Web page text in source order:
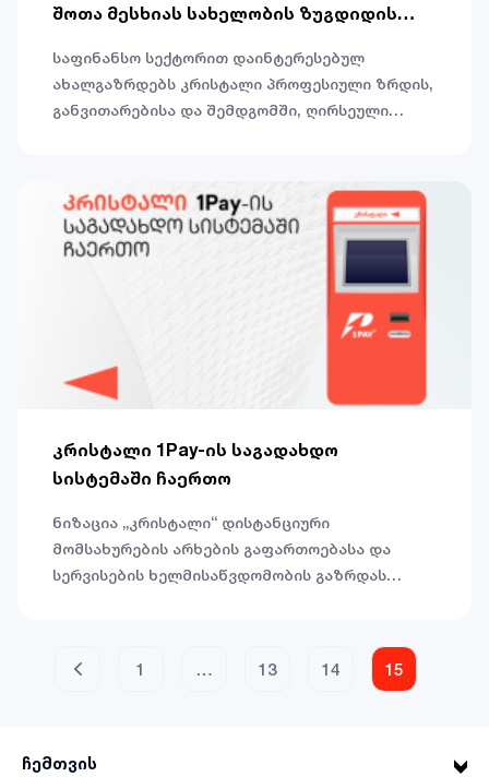
შოთა მესხიას სახელობის ზუგდიდის
საფინანსო სექტორით დაინტერესებულ
ახალგაზრდებს კრისტალი პროფესიული ზრდის,
განვითარებისა და შემდგომში, ღირსეული
კრისტალი 1Pay-ის საგადახდო
სისტემაში ჩაერთო
ნიზაცია „კრისტალი“ დისტანციური
მომსახურების არხების გაფართოებასა და
სერვისების ხელმისაწვდომობის გაზრდას
1 … 13 14 15
ჩემთვის